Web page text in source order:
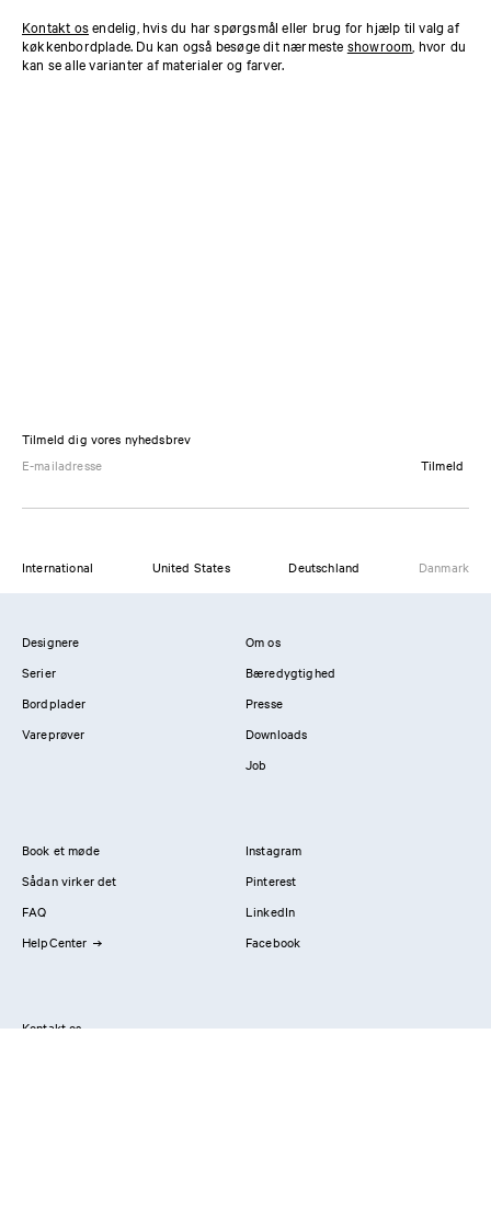
Kontakt osendelig, hvis du har spørgsmål eller brug for hjælp til valg af
køkkenbordplade. Du kan også besøge dit nærmeste showroom , hvor du
kan se alle varianter af materialer og farver.
Tilmeld dig vores nyhedsbrev
Tilmeld
International United States Deutschland Danmark
Designere
Serier
Bordplader
Vareprøver
Om os
Bæredygtighed
Presse
Downloads
Job
Book et møde
Sådan virker det
FAQ
HelpCenter
Instagram
Pinterest
LinkedIn
Facebook
Kontakt os